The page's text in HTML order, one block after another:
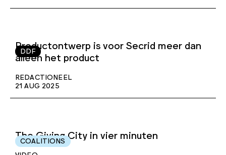
DDF
Productontwerp is voor Secrid meer dan
alleen het product
REDACTIONEEL
21 AUG 2025
COALITIONS
The Giving City in vier minuten